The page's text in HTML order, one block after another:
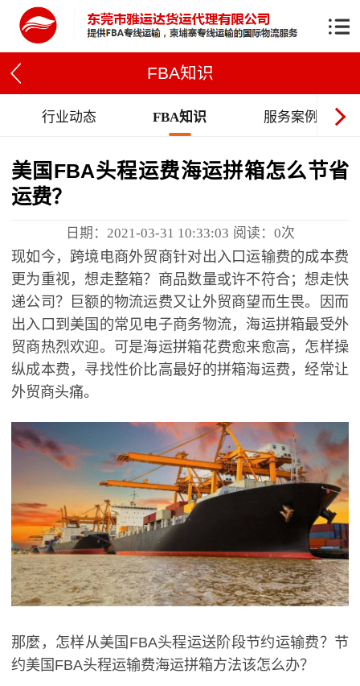
FBA知识
行业动态 FBA知识 服务案例
美国FBA头程运费海运拼箱怎么节省
运费？
日期：2021-03-31 10:33:03 阅读： 0次
现如今，跨境电商外贸商针对出入口运输费的成本费
更为重视，想走整箱？商品数量或许不符合；想走快
递公司？巨额的物流运费又让外贸商望而生畏。因而
出入口到美国的常见电子商务物流，海运拼箱最受外
贸商热烈欢迎。可是海运拼箱花费愈来愈高，怎样操
纵成本费，寻找性价比高最好的拼箱海运费，经常让
外贸商头痛。
那麼，怎样从美国FBA头程运送阶段节约运输费？节
约美国FBA头程运输费海运拼箱方法该怎么办？